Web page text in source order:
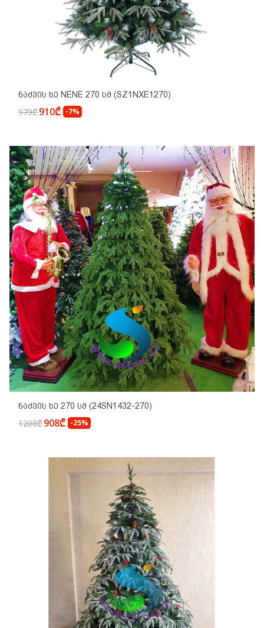
Ნაძვის Ხე NENE 270 Სმ (SZ1NXE1270)
979₾910₾ -7%
Ნაძვის Ხე 270 Სმ (24SN1432-270)
1208₾908₾ -25%